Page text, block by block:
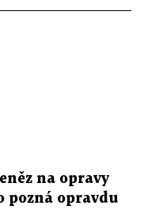
na opravy
opravdu